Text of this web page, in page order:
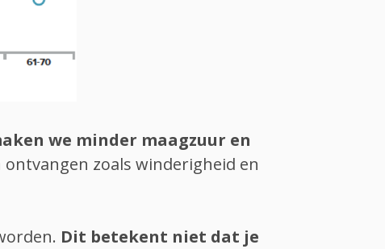
we minder maagzuur en
zoals winderigheid en
Dit betekent niet dat je